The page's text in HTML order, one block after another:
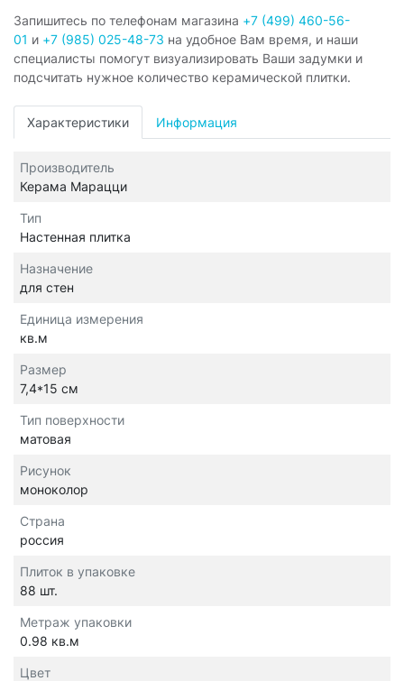
Запишитесь по телефонам магазина +7 (499) 460-56-
01 и +7 (985) 025-48-73 на удобное Вам время, и наши
специалисты помогут визуализировать Ваши задумки и
подсчитать нужное количество керамической плитки.
Характеристики Информация
Производитель
Керама Марацци
Тип
Настенная плитка
Назначение
для стен
Единица измерения
кв.м
Размер
7,4*15 см
Тип поверхности
матовая
Рисунок
моноколор
Страна
россия
Плиток в упаковке
88 шт.
Метраж упаковки
0.98 кв.м
Цвет